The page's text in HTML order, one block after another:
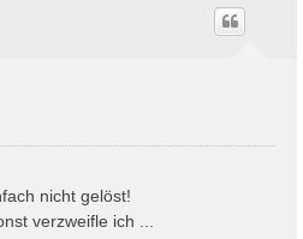
nicht gelöst!
verzweifle ich ...